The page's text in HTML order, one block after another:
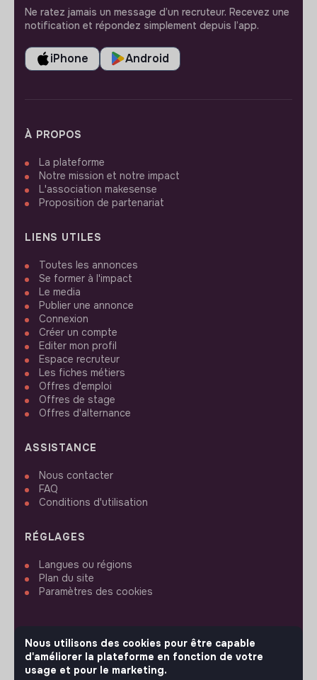
Ne ratez jamais un message d’un recruteur. Recevez une
notification et répondez simplement depuis l’app.
iPhone Android
À PROPOS
La plateforme
Notre mission et notre impact
L'association makesense
Proposition de partenariat
LIENS UTILES
Toutes les annonces
Se former à l'impact
Le media
Publier une annonce
Connexion
Créer un compte
Editer mon profil
Espace recruteur
Les fiches métiers
Offres d'emploi
Offres de stage
Offres d'alternance
ASSISTANCE
Nous contacter
FAQ
Conditions d'utilisation
RÉGLAGES
Langues ou régions
Plan du site
Paramètres des cookies
SUIVEZ-NOUS
Nous utilisons des cookies pour être capable
d'améliorer la plateforme en fonction de votre
usage et pour le marketing.